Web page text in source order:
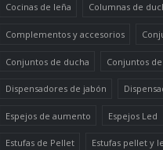
Cocinas de leña Columnas de
Complementos y accesorios
Conjuntos de ducha Conjuntos
Dispensadores de jabón
Espejos de aumento Espejos Led
Estufas de Pellet Estufas pellet y